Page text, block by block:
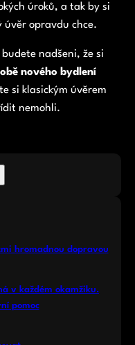
úroků, a tak by si
úvěr opravdu chce.
nadšeni, že si
nového bydlení
si klasickým úvěrem
nemohli.
hromadnou dopravou
v každém okamžiku.
pomoc